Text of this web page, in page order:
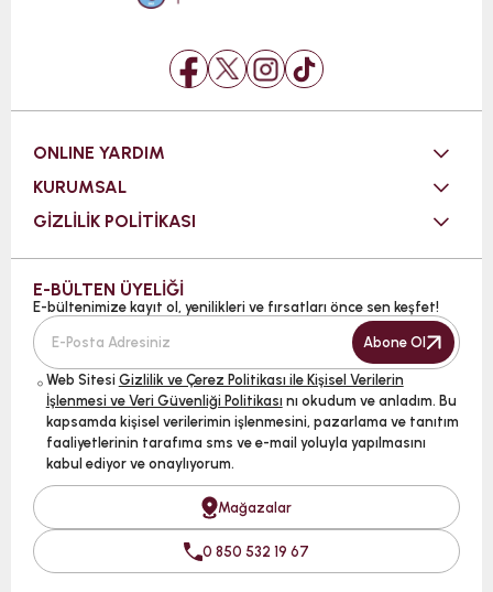
ONLINE YARDIM
KURUMSAL
GİZLİLİK POLİTİKASI
E-BÜLTEN ÜYELİĞİ
E-bültenimize kayıt ol, yenilikleri ve fırsatları önce sen keşfet!
Abone Ol
Web Sitesi Gizlilik ve Çerez Politikası ile Kişisel Verilerin
İşlenmesi ve Veri Güvenliği Politikası nı okudum ve anladım. Bu
kapsamda kişisel verilerimin işlenmesini, pazarlama ve tanıtım
faaliyetlerinin tarafıma sms ve e-mail yoluyla yapılmasını
kabul ediyor ve onaylıyorum.
Mağazalar
0 850 532 19 67